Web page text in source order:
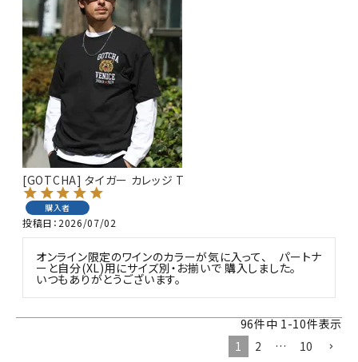
tune 絞り込んで検索する
[GOTCHA] タイガー カレッジ T
購入者
投稿日 2026/07/02
オンライン限定のワインのカラーが気に入って、　パートナ
ーと自分(XL)用にサイズ別・お揃いで 購入しました。
いつもありがとうございます。
96件中 1-10件表示
1
2 … 10